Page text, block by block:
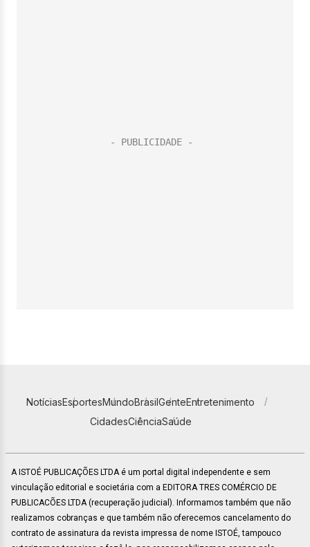
NotíciasEsportesMundoBrasilGenteEntretenimento
CidadesCiênciaSaúde
A ISTOÉ PUBLICAÇÕES LTDA é um portal digital independente e sem
vinculação editorial e societária com a EDITORA TRES COMÉRCIO DE
PUBLICACÕES LTDA (recuperação judicial). Informamos também que não
realizamos cobranças e que também não oferecemos cancelamento do
contrato de assinatura da revista impressa de nome ISTOÉ, tampouco